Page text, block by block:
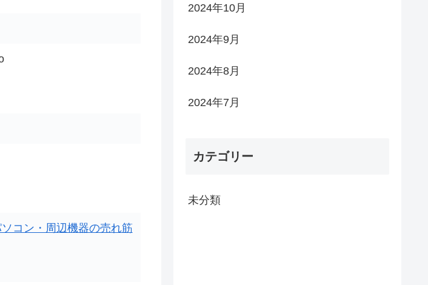
コン・周辺機器の売れ筋
2024年10月
2024年9月
2024年8月
2024年7月
カテゴリー
未分類